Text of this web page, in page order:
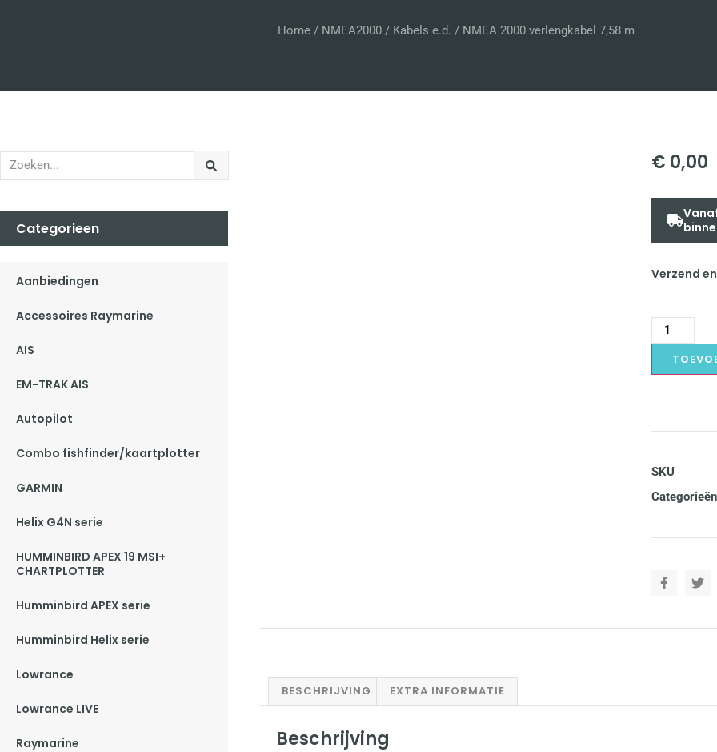
Home / NMEA2000 / Kabels e.d. / NMEA 2000 verlengkabel 7,58 m
Categorieen
Aanbiedingen
Accessoires Raymarine
AIS
EM-TRAK AIS
Autopilot
Combo fishfinder/kaartplotter
GARMIN
Helix G4N serie
HUMMINBIRD APEX 19 MSI+
CHARTPLOTTER
Humminbird APEX serie
Humminbird Helix serie
Lowrance
Lowrance LIVE
Raymarine
€ 0,00
Verzend
SKU
Categorieën
BESCHRIJVING EXTRA INFORMATIE
Beschrijving